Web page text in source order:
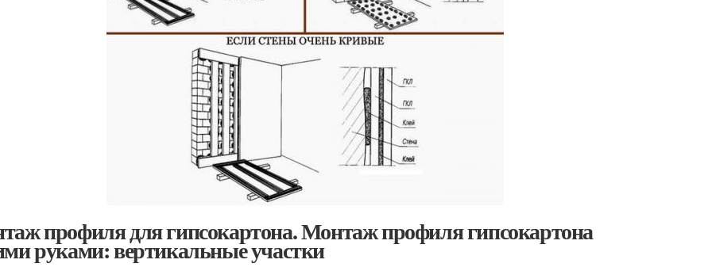
профиля для гипсокартона. Монтаж профиля гипсокартона
руками: вертикальные участки